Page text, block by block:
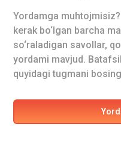
Yordamga
kerak bo‘lgan barcha
so‘raladigan savollar,
yordami mavjud.
quyidagi tugmani